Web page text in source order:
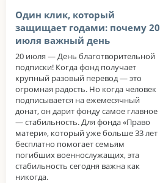
Один клик, который
защищает годами: почему 20
июля важный день
20 июля — День благотворительной
подписки! Когда фонд получает
крупный разовый перевод — это
огромная радость. Но когда человек
подписывается на ежемесячный
донат, он дарит фонду самое главное
— стабильность. Для фонда «Право
матери», который уже больше 33 лет
бесплатно помогает семьям
погибших военнослужащих, эта
стабильность сегодня важна как
никогда.